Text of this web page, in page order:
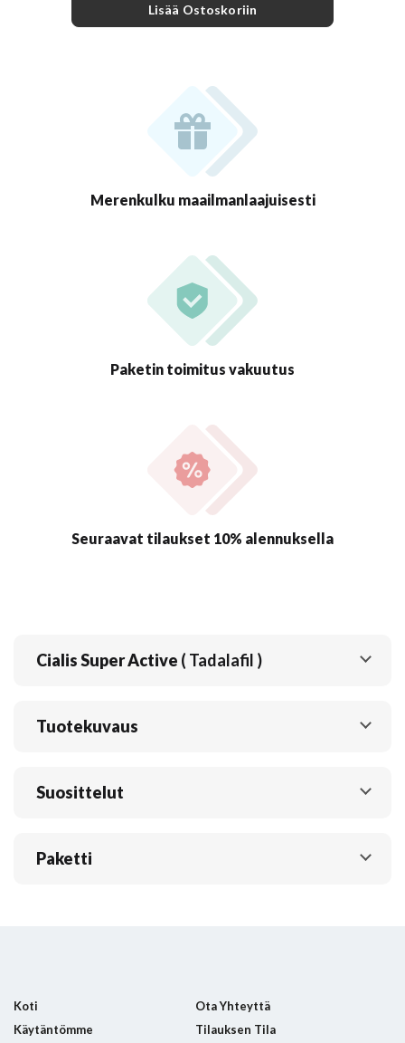
Lisää Ostoskoriin
Merenkulku maailmanlaajuisesti
Paketin toimitus vakuutus
Seuraavat tilaukset 10% alennuksella
Cialis Super Active ( Tadalafil )
Tuotekuvaus
Suosittelut
Paketti
Koti
Ota Yhteyttä
Käytäntömme
Tilauksen Tila